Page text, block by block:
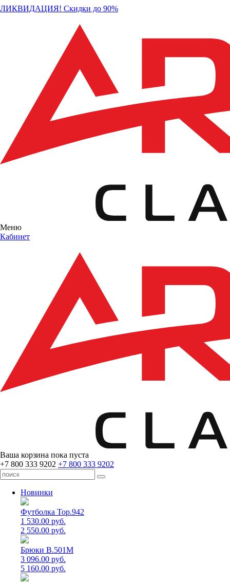
ЛИКВИДАЦИЯ! Скидки до 90%
Меню
Кабинет
Ваша корзина пока пуста
+7 800 333 9202 +7 800 333 9202
Новинки
Футболка Top.942
1 530.00 руб.
2 550.00 руб.
Брюки B.501M
3 096.00 руб.
5 160.00 руб.